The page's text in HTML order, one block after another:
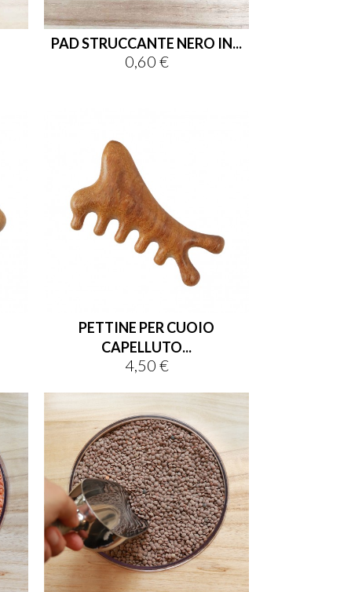
PAD STRUCCANTE NERO IN...
Prezzo
0,60 €
PETTINE PER CUOIO
CAPELLUTO...
Prezzo
4,50 €